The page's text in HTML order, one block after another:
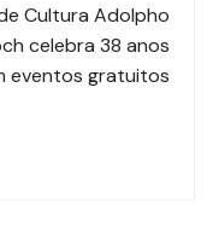
Cultura Adolpho
celebra 38 anos
eventos gratuitos